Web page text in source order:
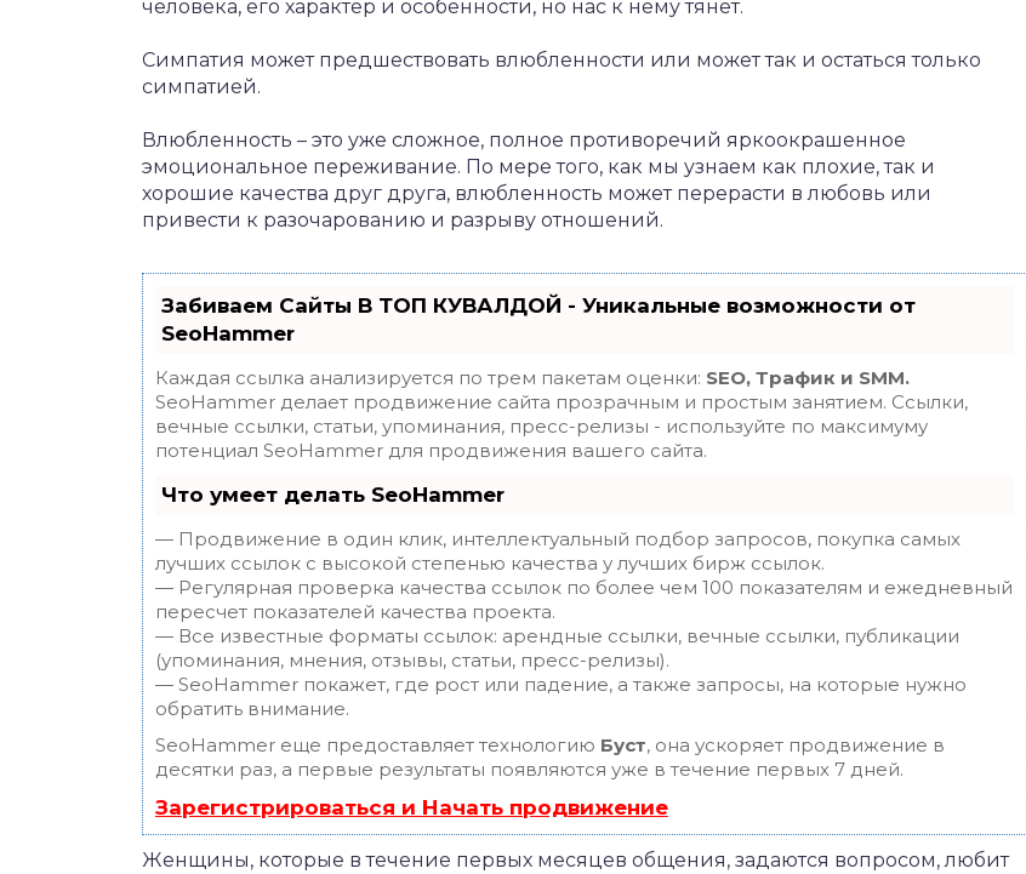
человека, его характер и особенности, но нас к нему тянет.
Симпатия может предшествовать влюбленности или может так и остаться только
симпатией.
Влюбленность – это уже сложное, полное противоречий яркоокрашенное
эмоциональное переживание. По мере того, как мы узнаем как плохие, так и
хорошие качества друг друга, влюбленность может перерасти в любовь или
привести к разочарованию и разрыву отношений.
Забиваем Сайты В ТОП КУВАЛДОЙ - Уникальные возможности от
SeoHammer
Каждая ссылка анализируется по трем пакетам оценки: SEO, Трафик и SMM.
SeoHammer делает продвижение сайта прозрачным и простым занятием. Ссылки,
вечные ссылки, статьи, упоминания, пресс-релизы - используйте по максимуму
потенциал SeoHammer для продвижения вашего сайта.
Что умеет делать SeoHammer
— Продвижение в один клик, интеллектуальный подбор запросов, покупка самых
лучших ссылок с высокой степенью качества у лучших бирж ссылок.
— Регулярная проверка качества ссылок по более чем 100 показателям и ежедневный
пересчет показателей качества проекта.
— Все известные форматы ссылок: арендные ссылки, вечные ссылки, публикации
(упоминания, мнения, отзывы, статьи, пресс-релизы).
— SeoHammer покажет, где рост или падение, а также запросы, на которые нужно
обратить внимание.
SeoHammer еще предоставляет технологию Буст, она ускоряет продвижение в
десятки раз, а первые результаты появляются уже в течение первых 7 дней.
Зарегистрироваться и Начать продвижение
Женщины, которые в течение первых месяцев общения, задаются вопросом, любит